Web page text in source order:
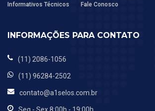
Informativos Técnicos
Fale Conosco
INFORMAÇÕES PARA CONTATO
(11) 2086-1056
(11) 96284-2502
contato@a1selos.com.br